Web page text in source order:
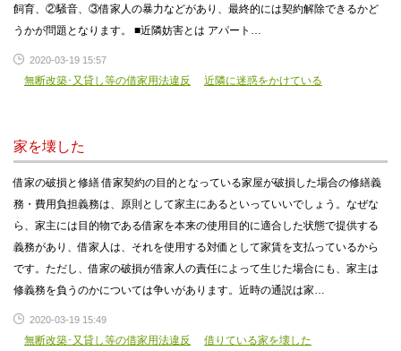
飼育、②騒音、③借家人の暴力などがあり、最終的には契約解除できるかど
うかが問題となります。 ■近隣妨害とは アパート…
2020-03-19 15:57
無断改築･又貸し等の借家用法違反 近隣に迷惑をかけている
家を壊した
借家の破損と修繕 借家契約の目的となっている家屋が破損した場合の修繕義
務・費用負担義務は、原則として家主にあるといっていいでしょう。なぜな
ら、家主には目的物である借家を本来の使用目的に適合した状態で提供する
義務があり、借家人は、それを使用する対価として家賃を支払っているから
です。ただし、借家の破損が借家人の責任によって生じた場合にも、家主は
修義務を負うのかについては争いがあります。近時の通説は家…
2020-03-19 15:49
無断改築･又貸し等の借家用法違反 借りている家を壊した